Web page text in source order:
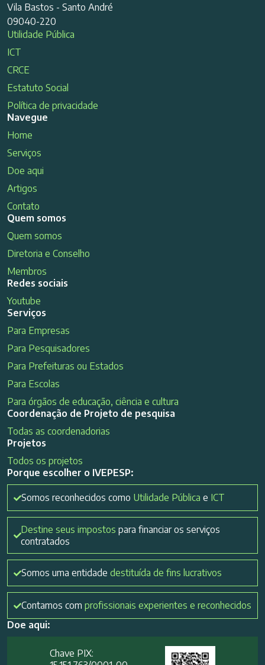
Vila Bastos - Santo André
09040-220
Utilidade Pública
ICT
CRCE
Estatuto Social
Política de privacidade
Navegue
Home
Serviços
Doe aqui
Artigos
Contato
Quem somos
Quem somos
Diretoria e Conselho
Membros
Redes sociais
Youtube
Serviços
Para Empresas
Para Pesquisadores
Para Prefeituras ou Estados
Para Escolas
Para órgãos de educação, ciência e cultura
Coordenação de Projeto de pesquisa
Todas as coordenadorias
Projetos
Todos os projetos
Porque escolher o IVEPESP:
Somos reconhecidos como Utilidade Pública e ICT
Destine seus impostos para financiar os serviços
contratados
Somos uma entidade destituída de fins lucrativos
Contamos com profissionais experientes e reconhecidos
Doe aqui:
Chave PIX: